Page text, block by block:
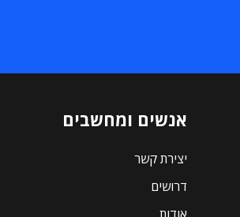
אנשים ומחשבים
יצירת קשר
דרושים